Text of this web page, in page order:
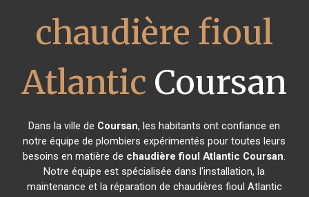
chaudière fioul
Atlantic Coursan
Dans la ville de Coursan, les habitants ont confiance en
notre équipe de plombiers expérimentés pour toutes leurs
besoins en matière de chaudière fioul Atlantic Coursan.
Notre équipe est spécialisée dans l'installation, la
maintenance et la réparation de chaudières fioul Atlantic